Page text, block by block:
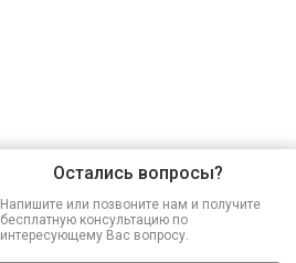
Остались вопросы?
Напишите или позвоните нам и получите
бесплатную консультацию по
интересующему Вас вопросу.